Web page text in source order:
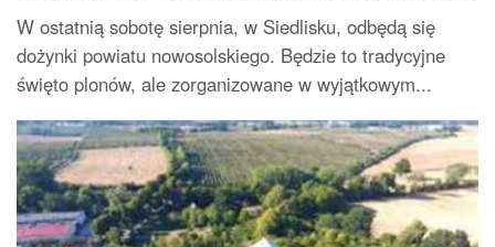
W ostatnią sobotę sierpnia, w Siedlisku, odbędą się
dożynki powiatu nowosolskiego. Będzie to tradycyjne
święto plonów, ale zorganizowane w wyjątkowym...